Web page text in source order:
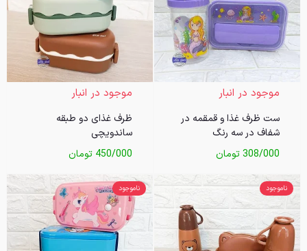
موجود در انبار
ست ظرف غذا و قمقمه در
شفاف در سه رنگ
308/000تومان
موجود در انبار
ظرف غذای دو طبقه
ساندویچی
450/000 تومان
ناموجود ناموجود